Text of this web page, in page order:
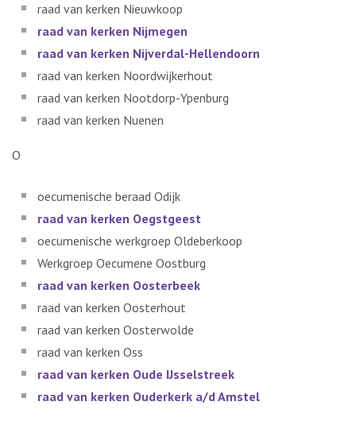
raad van kerken Nieuwkoop
raad van kerken Nijmegen
raad van kerken Nijverdal-Hellendoorn
raad van kerken Noordwijkerhout
raad van kerken Nootdorp-Ypenburg
raad van kerken Nuenen
O
oecumenische beraad Odijk
raad van kerken Oegstgeest
oecumenische werkgroep Oldeberkoop
Werkgroep Oecumene Oostburg
raad van kerken Oosterbeek
raad van kerken Oosterhout
raad van kerken Oosterwolde
raad van kerken Oss
raad van kerken Oude IJsselstreek
raad van kerken Ouderkerk a/d Amstel